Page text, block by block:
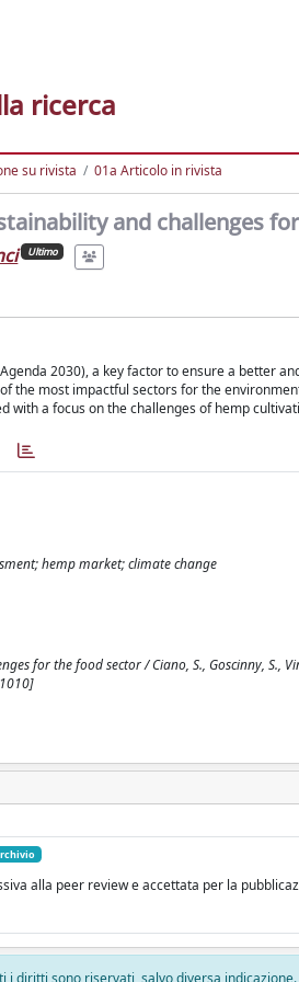
ricerca
su rivista 01a Articolo in rivista
and challenges
Ultimo
2030), a key factor to ensure a better
the most impactful sectors for the
with a focus on the challenges of hemp
hemp market; climate change
for the food sector / Ciano, S., Goscinny, S.,
alla peer review e accettata per la
i diritti sono riservati, salvo diversa indicazione.